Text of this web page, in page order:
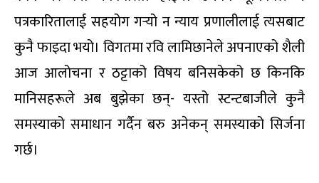
पत्रकारितालाई सहयोग गर्‍यो न न्याय प्रणालीलाई त्यसबाट
कुनै फाइदा भयो। विगतमा रवि लामिछानेले अपनाएको शैली
आज आलोचना र ठट्टाको विषय बनिसकेको छ किनकि
मानिसहरूले अब बुझेका छन्- यस्तो स्टन्टबाजीले कुनै
समस्याको समाधान गर्दैन बरु अनेकन् समस्याको सिर्जना
गर्छ।